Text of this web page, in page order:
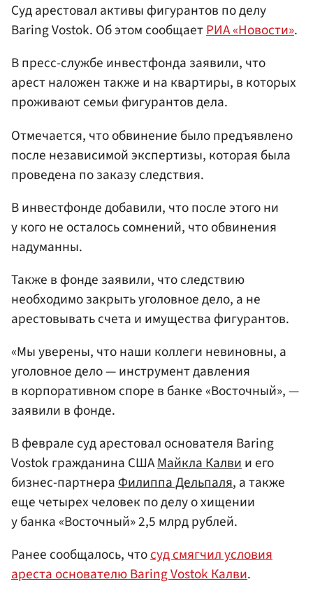
Суд арестовал активы фигурантов по делу
Baring Vostok. Об этом сообщаетРИА «Новости».
В пресс-службе инвестфонда заявили, что
арест наложен также и на квартиры, в которых
проживают семьи фигурантов дела.
Отмечается, что обвинение было предъявлено
после независимой экспертизы, которая была
проведена по заказу следствия.
В инвестфонде добавили, что после этого ни
у кого не осталось сомнений, что обвинения
надуманны.
Также в фонде заявили, что следствию
необходимо закрыть уголовное дело, а не
арестовывать счета и имущества фигурантов.
«Мы уверены, что наши коллеги невиновны, а
уголовное дело — инструмент давления
в корпоративном споре в банке «Восточный», —
заявили в фонде.
В феврале суд арестовал основателя Baring
Vostok гражданина СШАМайкла Калвии его
бизнес-партнераФилиппа Дельпаля, а также
еще четырех человек по делу о хищении
у банка «Восточный» 2,5 млрд рублей.
Ранее сообщалось, чтосуд смягчил условия
ареста основателю Baring Vostok Калви.